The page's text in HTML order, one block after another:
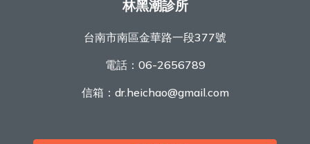
林黑潮診所
台南市南區金華路一段377號
電話： 06-2656789
信箱： dr.heichao@gmail.com